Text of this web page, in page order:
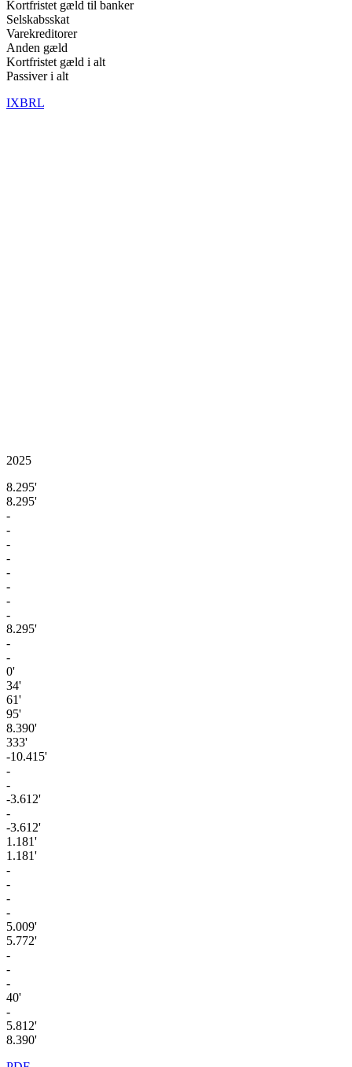
Kortfristet gæld til banker
Selskabsskat
Varekreditorer
Anden gæld
Kortfristet gæld i alt
Passiver i alt
IXBRL
2025
8.295'
8.295'
-
-
-
-
-
-
-
-
8.295'
-
-
0'
34'
61'
95'
8.390'
333'
-10.415'
-
-
-3.612'
-
-3.612'
1.181'
1.181'
-
-
-
-
5.009'
5.772'
-
-
-
40'
-
5.812'
8.390'